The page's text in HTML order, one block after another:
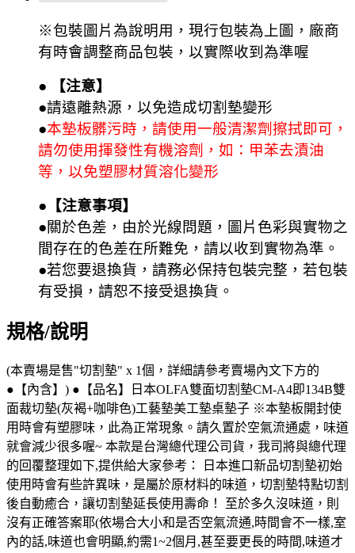
※包裝圖片為說明用，現行包裝為上圖，廠商
有時會調整商品包裝，以實際收到為準喔
● 【注意】
●請遠離熱源，以免造成切割墊變形
●本墊板髒污時，請使用一般清潔劑擦拭即可，
請勿使用揮發性有機溶劑，如：甲苯去漬油
等，以免塑膠材質溶化變形
●【注意事項】
●關於色差，由於光線問題，圖片色彩與實物之
間存在的色差在所難免，請以收到實物為準。
●若您要退換貨，請務必保持包裝完整，若包裝
有受損，請恕不接受退換貨。
規格/說明
(本賣場是售"切割墊" x 1個，詳細請參考賣場內文下方的
●【內含】) ●【品名】日本OLFA雙面切割墊CM-A4即134B雙
面裁切墊(灰褐+咖啡色)工藝墊美工墊桌墊子 ※本墊板開封使
用時會有塑膠味，此為正常現象。請久置於空氣流通處，味道
就會減少很多喔~ 本款是台灣總代理公司貨，我司將與總代理
的回覆整理如下,提供給大家參考： 日本進口新品切割墊初始
使用時會有些許異味，是屬於原材料的味道，切割墊特點切割
後自動癒合，讓切割墊延長使用壽命！ 至於多久沒味道，則
沒有正確答案耶(依場合大小和是否空氣流通,時間會不一樣,室
內的話,味道也會明顯,約需1~2個月,甚至要更長的時間,味道才